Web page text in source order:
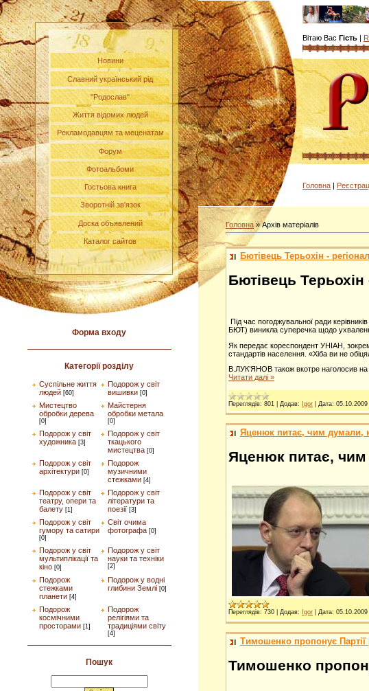
Новини
Славний український рід
"Родослав"
Життя відомих людей
Рекламодавцям та меценатам
Форум
Фотоальбоми
Гостьова книга
Зворотній зв'язок
Доска объявлений
Каталог сайтов
Форма входу
Категорії розділу
Суспільне життя
людей [60]
Подорож у світ
вишивки [0]
Мистецтво
обробки дерева
[0]
Майстерня
обробки метала
[0]
Подорож у світ
художника [3]
Подорож у світ
ткацького
мистецтва [0]
Подорож у світ
архітектури [0]
Подорож
музичними
стежками [4]
Подорож у світ
театру, опери та
балету [1]
Подорож у світ
літератури та
поезії [3]
Подорож у світ
гумору та сатири
[0]
Світ очима
фотографа [0]
Подорож у світ
мультиплікації та
кіно [0]
Подорож у світ
науки та техніки
[2]
Подорож
стежками
планети [4]
Подорож у водні
глибини Землі [0]
Подорож
космічними
просторами [1]
Подорож
релігіями та
традиціями світу
[4]
Пошук
Вітаю Вас Гість |
Головна |
Головна »Архів матеріалів
Бютівець Терьохін -
Бютівець
Під час погоджувальної ради
БЮТ) виникла суперечка щодо
Як передає кореспондент УНІАН,
стандартів населення. «Хіба ви не
В.ЛУК’ЯНОВ також вкотре наголосив на
Читати далі »
Переглядів: 801 Додав: Igor Дата: 05.10.2009
Яценюк питає, чим думали,
Яценюк питає, чим
Переглядів: 730 Додав: Igor Дата: 05.10.2009
Тимошенко пропонує Партії
Тимошенко